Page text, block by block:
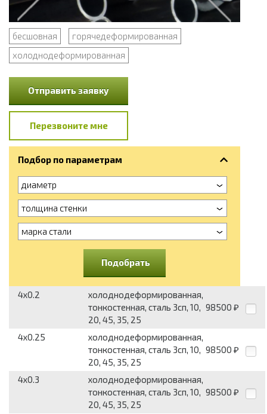
бесшовная
горячедеформированная
холоднодеформированная
Отправить заявку
Перезвоните мне
Подбор по параметрам
диаметр
толщина стенки
марка стали
Подобрать
4x0.2
холоднодеформированная,
тонкостенная, сталь 3сп, 10,
20, 45, 35, 25
98500 ₽
4x0.25
холоднодеформированная,
тонкостенная, сталь 3сп, 10,
20, 45, 35, 25
98500 ₽
4x0.3
холоднодеформированная,
тонкостенная, сталь 3сп, 10,
20, 45, 35, 25
98500 ₽